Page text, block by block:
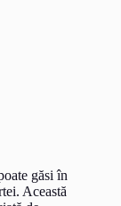
găsi în
Această